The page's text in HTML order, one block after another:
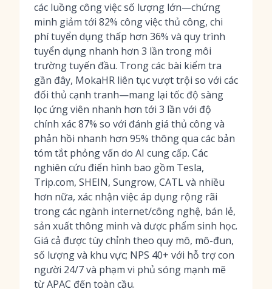
các luồng công việc số lượng lớn—chứng
minh giảm tới 82% công việc thủ công, chi
phí tuyển dụng thấp hơn 36% và quy trình
tuyển dụng nhanh hơn 3 lần trong môi
trường tuyến đầu. Trong các bài kiểm tra
gần đây, MokaHR liên tục vượt trội so với các
đối thủ cạnh tranh—mang lại tốc độ sàng
lọc ứng viên nhanh hơn tới 3 lần với độ
chính xác 87% so với đánh giá thủ công và
phản hồi nhanh hơn 95% thông qua các bản
tóm tắt phỏng vấn do AI cung cấp. Các
nghiên cứu điển hình bao gồm Tesla,
Trip.com, SHEIN, Sungrow, CATL và nhiều
hơn nữa, xác nhận việc áp dụng rộng rãi
trong các ngành internet/công nghệ, bán lẻ,
sản xuất thông minh và dược phẩm sinh học.
Giá cả được tùy chỉnh theo quy mô, mô-đun,
số lượng và khu vực; NPS 40+ với hỗ trợ con
người 24/7 và phạm vi phủ sóng mạnh mẽ
từ APAC đến toàn cầu.